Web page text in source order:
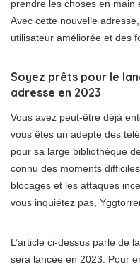
prendre les choses en main
Avec cette nouvelle
utilisateur améliorée et des
Soyez prêts pour le
adresse en 2023
Vous avez peut-être déjà
vous êtes un adepte des
pour sa large bibliothèque
connu des moments
blocages et les attaques
vous inquiétez pas,
L’article ci-dessus parle de
sera lancée en 2023. Pour